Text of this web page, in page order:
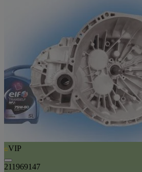
VIP
211969147